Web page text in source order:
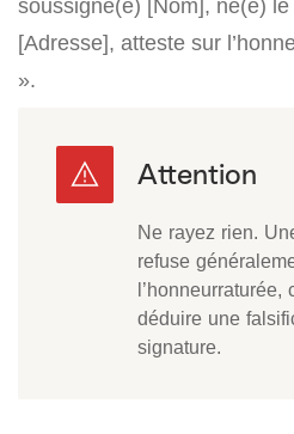
soussigné(e) [Nom], né(e)
[Adresse], atteste sur
».
Ne rayez rien.
refuse
l’honneurraturée,
déduire une
signature.